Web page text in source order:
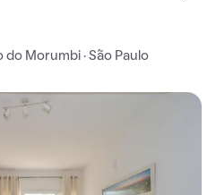
do Morumbi · São Paulo